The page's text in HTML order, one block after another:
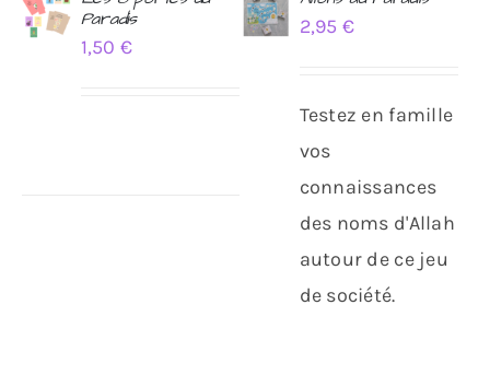
AJOUTERParadis
1,50€
AJOUTER
DÉTAILS
2,95 €
Testez en famille
vos
connaissances
des noms d'Allah
autour de ce jeu
de société.